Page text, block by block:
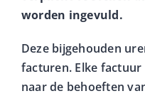
worden ingevuld.
Deze bijgehouden
facturen. Elke factuur
naar de behoeften